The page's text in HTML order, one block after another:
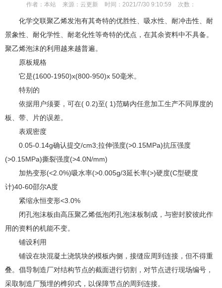
作者： 本站 来源： 云更新 时间： 2021/7/30 9:10:59 次数：
化学交联聚乙烯发泡有其奇特的优胜性、吸水性、耐冲击性、耐
景象性、耐化学性、耐老化性等奇特的优点，在其余资料中不具备。
聚乙烯泡沫的利用越来越普遍。
原板规格
它是(1600-1950)x(800-950)x 50毫米。
特别的
依据用户须要，可在( 0.2)至( 1)范畴内任意加工生产不同厚度的
板、带、片的误差。
表观密度
0.05-0.14g确认提交/cm3;拉伸强度(>0.15MPa)抗压强度
(>0.15MPa)撕裂强度(>4.0N/mm)
加热变形(<2.0%)吸水率(>0.005g/3延长率(>)硬度(C型硬度
计)40-60邵尔A度
紧缩永恒变形<3.0%
闭孔泡沫板由高压聚乙烯低泡闭孔泡沫板制成，与密封胶彼此作
用的资料的机能不变。
铺设利用
铺设在块混凝土浇筑块的模板内侧，接缝应周到连接，但不得重
叠。倡导制造厂对结构节点的截面进行切割，对节点进行现场编号，
采取制造厂预埋的榫卯式，以保障节点的周到连接。